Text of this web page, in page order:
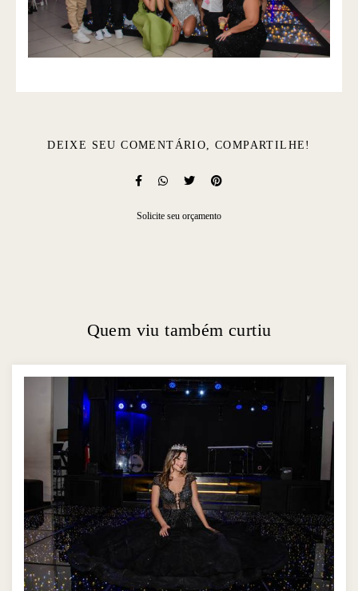
DEIXE SEU COMENTÁRIO, COMPARTILHE!
Solicite seu orçamento
Quem viu também curtiu